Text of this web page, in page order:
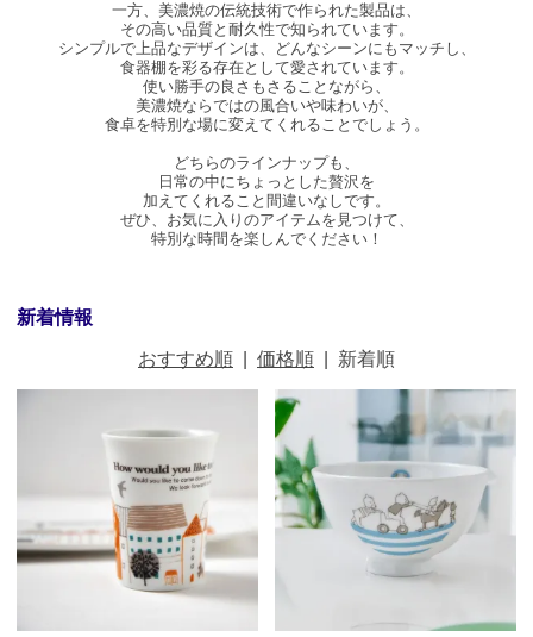
一方、美濃焼の伝統技術で作られた製品は、
その高い品質と耐久性で知られています。
シンプルで上品なデザインは、どんなシーンにもマッチし、
食器棚を彩る存在として愛されています。
使い勝手の良さもさることながら、
美濃焼ならではの風合いや味わいが、
食卓を特別な場に変えてくれることでしょう。
どちらのラインナップも、
日常の中にちょっとした贅沢を
加えてくれること間違いなしです。
ぜひ、お気に入りのアイテムを見つけて、
特別な時間を楽しんでください！
新着情報
おすすめ順 価格順 新着順